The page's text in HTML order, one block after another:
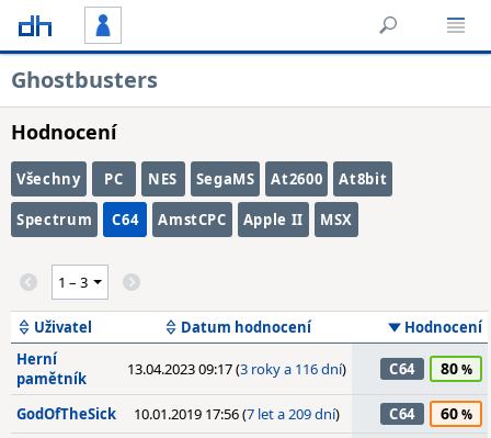
Ghostbusters
Hodnocení
Všechny PC NES SegaMS At2600 At8bit
Spectrum C64 AmstCPC Apple II MSX
Uživatel Datum hodnocení
Hodnocení
Herní
pamětník
13.04.2023 09:17 (3 roky a 116 dní) C64 80
GodOfTheSick 10.01.2019 17:56 (7 let a 209 dní) C64 60